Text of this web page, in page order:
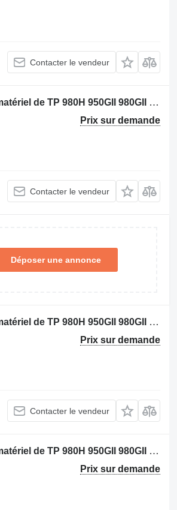
Contacter le vendeur
Pommeau de vitesse Caterpillar 2268665 - 4644860 pour matériel de TP 980H 950GII 980GII 962GII 972GII 966GII
Prix sur demande
Contacter le vendeur
Déposer une annonce
Pommeau de vitesse Caterpillar 2268665 - 3639934 pour matériel de TP 980H 950GII 980GII 962GII 972GII 966GII
Prix sur demande
Contacter le vendeur
Pommeau de vitesse Caterpillar 2268665 - 6023148 pour matériel de TP 980H 950GII 980GII 962GII 972GII 966GII
Prix sur demande